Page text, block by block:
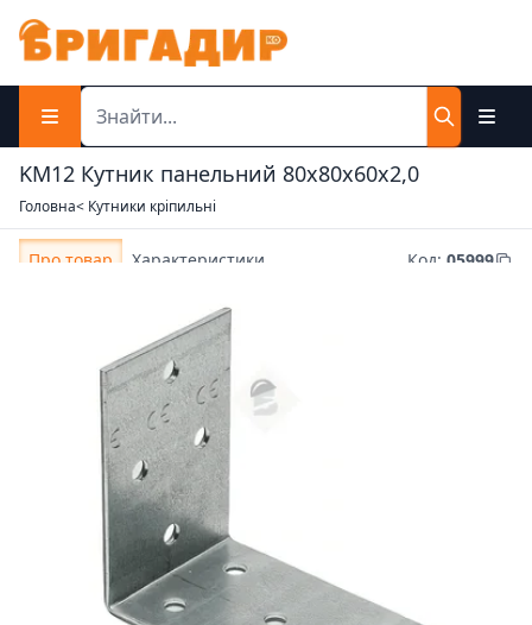
KM12 Кутник панельний 80х80х60х2,0
Головна< Кутники кріпильні
Про товар Характеристики Код: 05999